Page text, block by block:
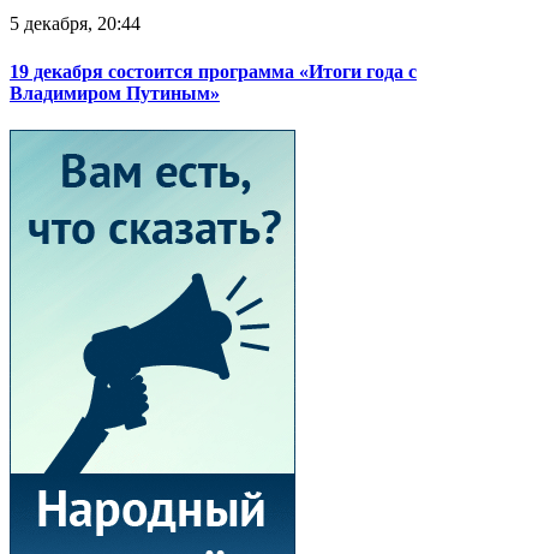
5 декабря, 20:44
19 декабря состоится программа «Итоги года с
Владимиром Путиным»